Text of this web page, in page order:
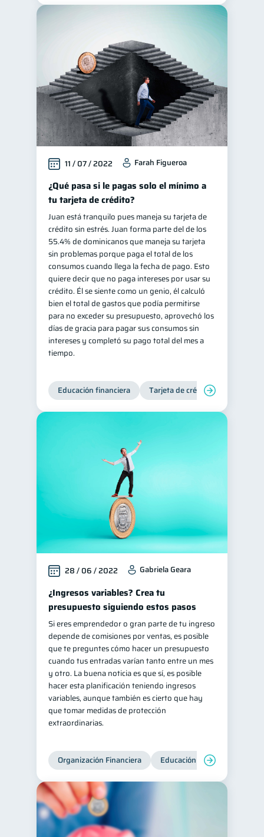
11 / 07 / 2022 Farah Figueroa
¿Qué pasa si le pagas solo el mínimo a
tu tarjeta de crédito?
Juan está tranquilo pues maneja su tarjeta de
crédito sin estrés. Juan forma parte del de los
55.4% de dominicanos que maneja su tarjeta
sin problemas porque paga el total de los
consumos cuando llega la fecha de pago. Esto
quiere decir que no paga intereses por usar su
crédito. Él se siente como un genio, él calculó
bien el total de gastos que podía permitirse
para no exceder su presupuesto, aprovechó los
días de gracia para pagar sus consumos sin
intereses y completó su pago total del mes a
tiempo.
Educación financiera Tarjeta de crédito
28 / 06 / 2022 Gabriela Geara
¿Ingresos variables? Crea tu
presupuesto siguiendo estos pasos
Si eres emprendedor o gran parte de tu ingreso
depende de comisiones por ventas, es posible
que te preguntes cómo hacer un presupuesto
cuando tus entradas varían tanto entre un mes
y otro. La buena noticia es que sí, es posible
hacer esta planificación teniendo ingresos
variables, aunque también es cierto que hay
que tomar medidas de protección
extraordinarias.
Organización Financiera Educación financiera